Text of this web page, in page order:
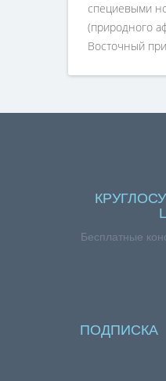
специевыми
(природного
Восточный
Бесплатные
ПОДПИСКА